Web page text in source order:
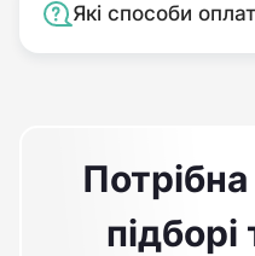
Які способи
підборі